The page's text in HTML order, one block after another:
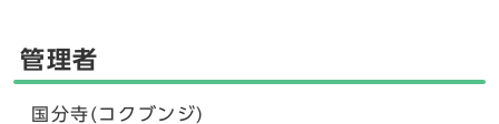
管理者
国分寺(コクブンジ)